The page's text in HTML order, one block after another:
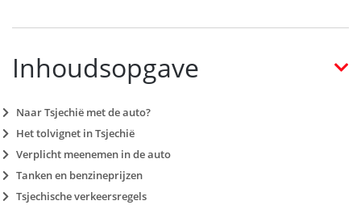
Inhoudsopgave
Naar Tsjechië met de auto?
Het tolvignet in Tsjechië
Verplicht meenemen in de auto
Tanken en benzineprijzen
Tsjechische verkeersregels